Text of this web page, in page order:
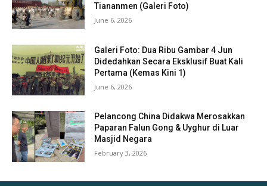
Tiananmen (Galeri Foto)
June 6, 2026
Galeri Foto: Dua Ribu Gambar 4 Jun
Didedahkan Secara Eksklusif Buat Kali
Pertama (Kemas Kini 1)
June 6, 2026
Pelancong China Didakwa Merosakkan
Paparan Falun Gong & Uyghur di Luar
Masjid Negara
February 3, 2026